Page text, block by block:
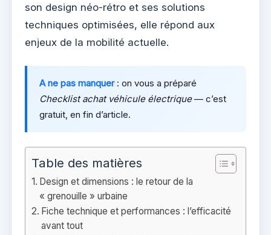
son design néo-rétro et ses solutions
techniques optimisées, elle répond aux
enjeux de la mobilité actuelle.
A ne pas manquer: on vous a préparé
Checklist achat véhicule électrique— c’est
gratuit, en fin d’article.
Table des matières
Design et dimensions : le retour de la
« grenouille » urbaine
Fiche technique et performances : l’efficacité
avant tout